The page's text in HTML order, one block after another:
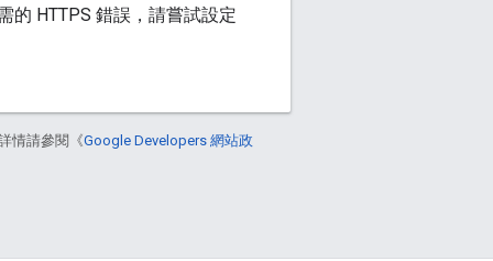
的 HTTPS 錯誤，請嘗試設定
情請參閱《Google Developers 網站政